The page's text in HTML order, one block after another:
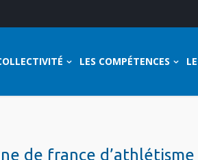
LES COMPÉTENCES
de france